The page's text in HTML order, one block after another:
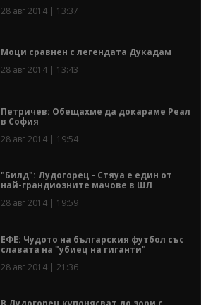
28 авг 2014 | 13:37
Моци сравнен с легендата Дукадам
28 авг 2014 | 13:43
Петричев: Обещахме да докараме Реал
в София
28 авг 2014 | 19:54
"Билд": Лудогорец - Стяуа е един от
най-грандиозните мачове в ШЛ
28 авг 2014 | 19:59
ЕФЕ: Чудото на българския футбол със
славата на "убиец на гиганти"
28 авг 2014 | 21:36